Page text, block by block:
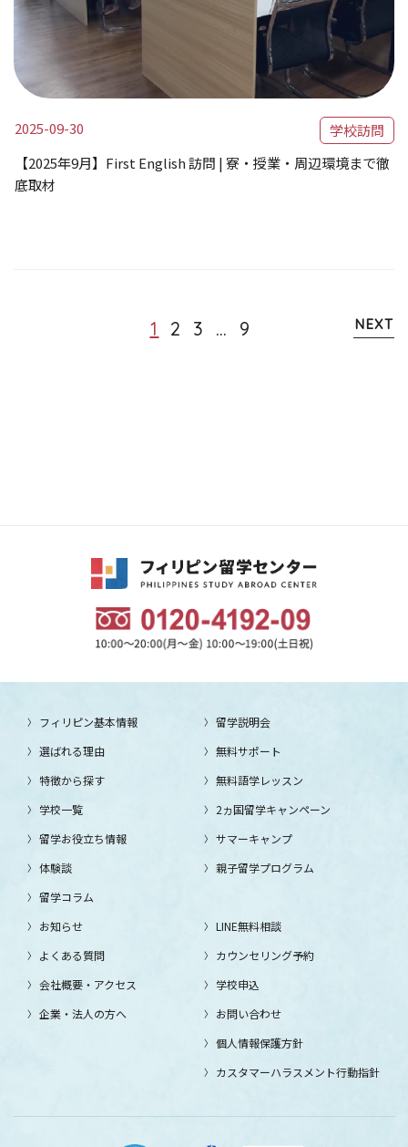
2025-09-30
学校訪問
【2025年9月】First English 訪問 | 寮・授業・周辺環境まで徹
底取材
1 2 3 … 9 NEXT
フィリピン基本情報
選ばれる理由
特徴から探す
学校一覧
留学お役立ち情報
体験談
留学コラム
留学説明会
無料サポート
無料語学レッスン
2ヵ国留学キャンペーン
サマーキャンプ
親子留学プログラム
お知らせ
よくある質問
会社概要・アクセス
企業・法人の方へ
LINE無料相談
カウンセリング予約
学校申込
お問い合わせ
個人情報保護方針
カスタマーハラスメント行動指針